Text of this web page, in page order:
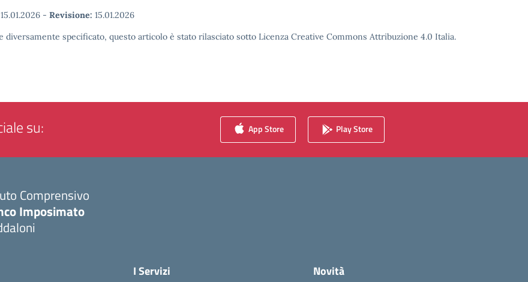
15.01.2026 - Revisione: 15.01.2026
diversamente specificato, questo articolo è stato rilasciato sotto Licenza Creative Commons Attribuzione 4.0 Italia.
su: App Store Play Store
Comprensivo
Imposimato
I Servizi Novità